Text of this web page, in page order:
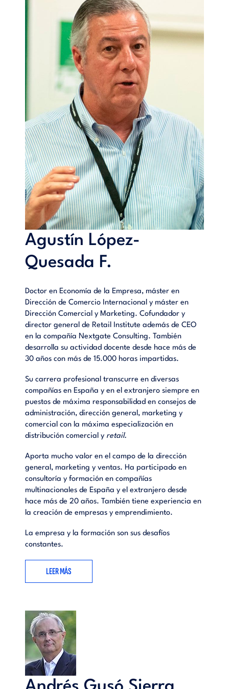
egresados y para aquellas personas que quieran mejorar su
carrera profesional. Les ayudará a ser más eficientes, a
tomar mejores decisiones, a lograr la realización personal y
profesional a través del trabajo en equipo, a compartir
objetivos e ilusiones. En definitiva, a ser un poco más felices
en su vida diaria.
Prólogo.- Preámbulo: Por qué y para quién hemos escrito esta
guía.- PARTE 1: Lo que más se valora: una buena actitud.- Las
actitudes más apreciadas.- PARTE 2: Una iniciación sobre
cómo moverse en la empresa.- Las relaciones
interpersonales.- La entrevista personal.- La reunión.-
Despachar con el jefe.- PARTE 3: Una aproximación a una
comunicación más eficaz.- Redactar informes.- Los emails:
una herramienta o un tormento.- Las presentaciones.- PARTE
4: Un método de trabajo más productivo.- El decálogo.-
PARTE 5: Un plan de acción acorde con mis objetivos.- Mi
plan de acción.
Agustín López-
Quesada F.
Doctor en Economía de la Empresa, máster en
Dirección de Comercio Internacional y máster en
Dirección Comercial y Marketing. Cofundador y
director general de Retail Institute además de CEO
en la compañía Nextgate Consulting. También
desarrolla su actividad docente desde hace más de
30 años con más de 15.000 horas impartidas.
Su carrera profesional transcurre en diversas
compañías en España y en el extranjero siempre en
puestos de máxima responsabilidad en consejos de
administración, dirección general, marketing y
comercial con la máxima especialización en
distribución comercial y retail.
Aporta mucho valor en el campo de la dirección
general, marketing y ventas. Ha participado en
consultoría y formación en compañías
multinacionales de España y el extranjero desde
hace más de 20 años. También tiene experiencia en
la creación de empresas y emprendimiento.
La empresa y la formación son sus desafíos
constantes.
LEER MÁS